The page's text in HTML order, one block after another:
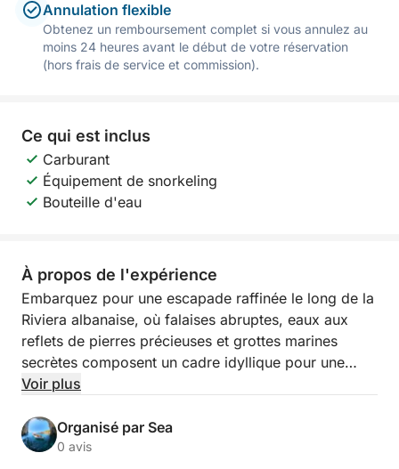
Annulation flexible
Obtenez un remboursement complet si vous annulez au
moins 24 heures avant le début de votre réservation
(hors frais de service et commission).
Ce qui est inclus
Carburant
Équipement de snorkeling
Bouteille d'eau
À propos de l'expérience
Embarquez pour une escapade raffinée le long de la
Riviera albanaise, où falaises abruptes, eaux aux
reflets de pierres précieuses et grottes marines
secrètes composent un cadre idyllique pour une
expérience côtière inoubliable. Cette paisible
et longe l'un des plus beaux littoraux du pays,
dévoilant des baies isolées et des plages
Voir plus
Organisé par Sea
0 avis